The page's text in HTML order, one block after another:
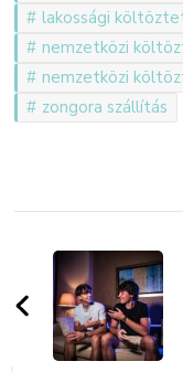
lakossági
nemzetközi
nemzetközi
zongora szállítás